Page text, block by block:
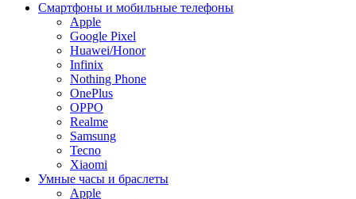
Смартфоны и мобильные телефоны
Apple
Google Pixel
Huawei/Honor
Infinix
Nothing Phone
OnePlus
OPPO
Realme
Samsung
Tecno
Xiaomi
Умные часы и браслеты
Apple